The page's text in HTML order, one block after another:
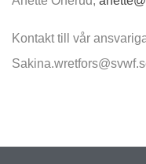
Kontakt till vår